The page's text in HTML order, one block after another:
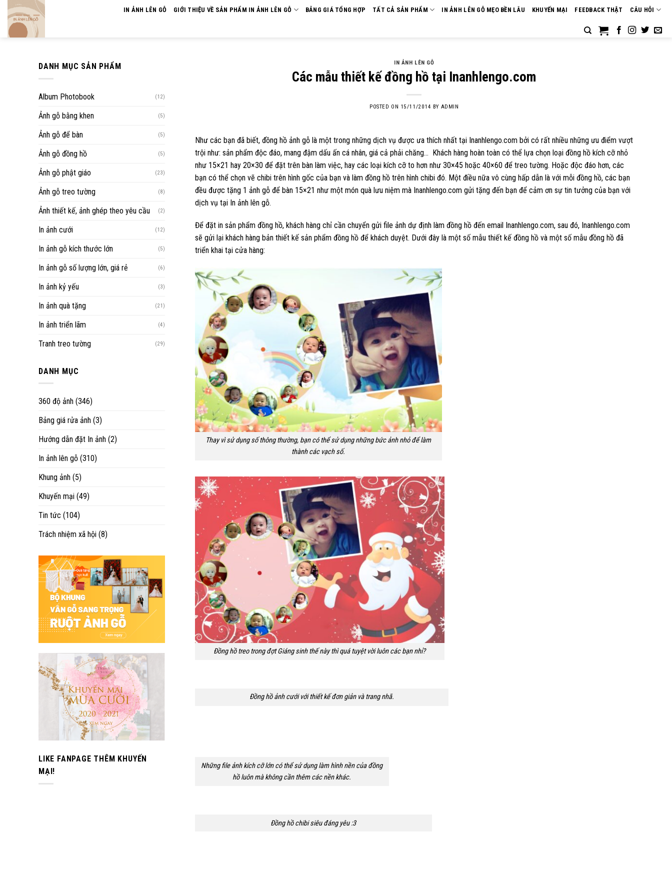
Skip
content
IN ẢNH LÊN GỖ GIỚI THIỆU VỀ SẢN PHẨM IN ẢNH LÊN GỖ BẢNG GIÁ TỔNG HỢP TẤT CẢ SẢN PHẨM IN ẢNH LÊN GỖ MẸO BỀN LÂU KHUYẾN MẠI FEEDBACK THẬT CÂU HỎI
DANH MỤC SẢN PHẨM
Album Photobook (12)
Ảnh gỗ bằng khen (5)
Ảnh gỗ để bàn (5)
Ảnh gỗ đồng hồ (5)
Ảnh gỗ phật giáo (23)
Ảnh gỗ treo tường (8)
Ảnh thiết kế, ảnh ghép theo yêu cầu (2)
In ảnh cưới (12)
In ảnh gỗ kích thước lớn (5)
In ảnh gỗ số lượng lớn, giá rẻ (6)
In ảnh kỷ yếu (3)
In ảnh quà tặng (21)
In ảnh triển lãm (4)
Tranh treo tường (29)
DANH MỤC
360 độ ảnh (346)
Bảng giá rửa ảnh (3)
Hướng dẫn đặt In ảnh (2)
In ảnh lên gỗ (310)
Khung ảnh (5)
Khuyến mại (49)
Tin tức (104)
Trách nhiệm xã hội (8)
LIKE FANPAGE THÊM KHUYẾN
MẠI!
IN ẢNH LÊN GỖ
Các mẫu thiết kế đồng hồ tại Inanhlengo.com
POSTED ON 15/11/2014 BY ADMIN
Như các bạn đã biết, đồng hồ ảnh gỗ là một trong những dịch vụ được ưa thích nhất tại Inanhlengo.com bởi có rất nhiều những ưu điểm vượt
trội như: sản phẩm độc đáo, mang đậm dấu ấn cá nhân, giá cả phải chăng… Khách hàng hoàn toàn có thể lựa chọn loại đồng hồ kích cỡ nhỏ
như 15×21 hay 20×30 để đặt trên bàn làm việc, hay các loại kích cỡ to hơn như 30×45 hoặc 40×60 để treo tường. Hoặc độc đáo hơn, các
bạn có thể chọn vẽ chibi trên hình gốc của bạn và làm đồng hồ trên hình chibi đó. Một điều nữa vô cùng hấp dẫn là với mỗi đồng hồ, các bạn
đều được tặng 1 ảnh gỗ để bàn 15×21 như một món quà lưu niệm mà Inanhlengo.com gửi tặng đến bạn để cảm ơn sự tin tưởng của bạn với
dịch vụ tại In ảnh lên gỗ.
Để đặt in sản phẩm đồng hồ, khách hàng chỉ cần chuyển gửi file ảnh dự định làm đồng hồ đến email Inanhlengo.com, sau đó, Inanhlengo.com
sẽ gửi lại khách hàng bản thiết kế sản phẩm đồng hồ để khách duyệt. Dưới đây là một số mẫu thiết kế đồng hồ và một số mẫu đồng hồ đã
triển khai tại cửa hàng:
Thay vì sử dụng số thông thường, bạn có thể sử dụng những bức ảnh nhỏ để làm
thành các vạch số.
Đồng hồ treo trong đợt Giáng sinh thế này thì quá tuyệt vời luôn các bạn nhỉ?
Đồng hồ ảnh cưới với thiết kế đơn giản và trang nhã.
Những file ảnh kích cỡ lớn có thể sử dụng làm hình nền của đồng
hồ luôn mà không cần thêm các nền khác.
Đồng hồ chibi siêu đáng yêu :3